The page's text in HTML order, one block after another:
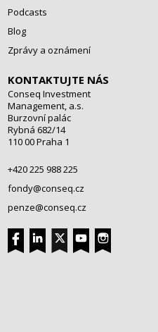
Podcasts
Blog
Zprávy a oznámení
KONTAKTUJTE NÁS
Conseq Investment
Management, a.s.
Burzovní palác
Rybná 682/14
110 00 Praha 1
+420 225 988 225
fondy@conseq.cz
penze@conseq.cz